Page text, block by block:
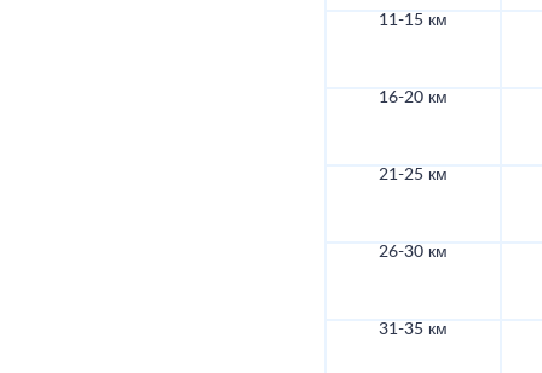
11-15 км
16-20 км
21-25 км
26-30 км
31-35 км